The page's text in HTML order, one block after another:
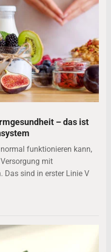
– das ist
funktionieren kann,
mit
Das sind in erster Linie V